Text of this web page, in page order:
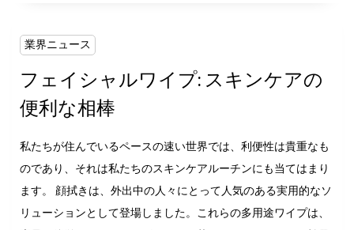
業界ニュース
フェイシャルワイプ: スキンケアの
便利な相棒
私たちが住んでいるペースの速い世界では、利便性は貴重なも
のであり、それは私たちのスキンケアルーチンにも当てはまり
ます。 顔拭きは、外出中の人々にとって人気のある実用的なソ
リューションとして登場しました。これらの多用途ワイプは、